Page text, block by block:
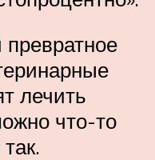
лечить
что-то